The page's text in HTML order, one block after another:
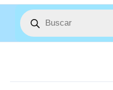
Búsqueda
de
productos